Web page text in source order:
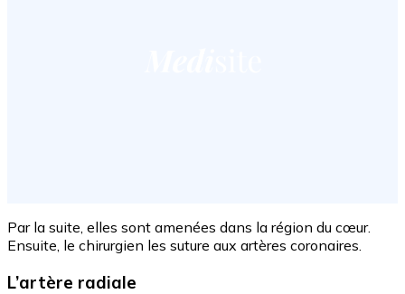
Par la suite, elles sont amenées dans la région du cœur.
Ensuite, le chirurgien les suture aux artères coronaires.
L’artère radiale